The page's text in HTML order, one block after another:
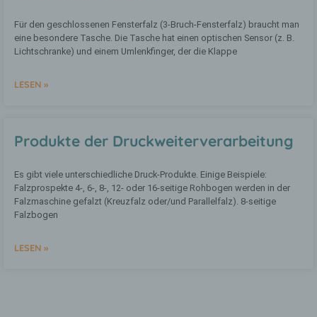
Für den geschlossenen Fensterfalz (3-Bruch-Fensterfalz) braucht man
eine besondere Tasche. Die Tasche hat einen optischen Sensor (z. B.
Lichtschranke) und einem Umlenkfinger, der die Klappe
LESEN »
Produkte der Druckweiterverarbeitung
Es gibt viele unterschiedliche Druck-Produkte. Einige Beispiele:
Falzprospekte 4-, 6-, 8-, 12- oder 16-seitige Rohbogen werden in der
Falzmaschine gefalzt (Kreuzfalz oder/und Parallelfalz). 8-seitige
Falzbogen
LESEN »
Informationen, die sich auf eine
identifizierte oder identifizierbare
natürliche Person (im Folgenden
Online-Kennung oder zu einem oder
Ausdruck der physischen,
physiologischen, genetischen,
psychischen, wirtschaftlichen, kulturellen
oder sozialen Identität dieser natürlichen